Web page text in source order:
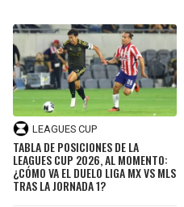
LEAGUES CUP
TABLA DE POSICIONES DE LA
LEAGUES CUP 2026, AL MOMENTO:
¿CÓMO VA EL DUELO LIGA MX VS MLS
TRAS LA JORNADA 1?